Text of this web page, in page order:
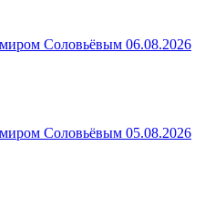
Соловьёвым 06.08.2026
Соловьёвым 05.08.2026